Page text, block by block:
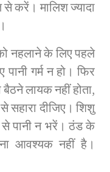
करें। मालिश ज्यादा
नहलाने के लिए पहले
गर्म न हो। फिर
लायक नहीं होता,
सहारा दीजिए। शिशु
पानी न भरें। ठंड के
आवश्यक नहीं है।